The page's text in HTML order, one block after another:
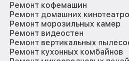
Ремонт кофемашин
Ремонт домашних
Ремонт морозильных камер
Ремонт видеостен
Ремонт вертикальных
Ремонт кухонных комбайнов